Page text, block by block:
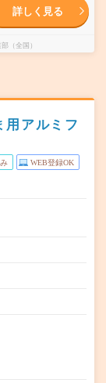
詳しく見る
（全国）
用アルミフ
WEB登録OK